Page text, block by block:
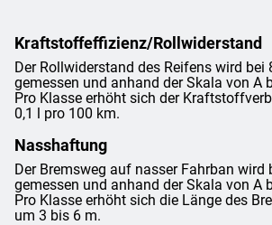
Kraftstoffeffizienz/Rollwiderstand
Der Rollwiderstand des Reifens wird bei
gemessen und anhand der Skala von A
Pro Klasse erhöht sich der
0,1 l pro 100 km.
Nasshaftung
Der Bremsweg auf nasser Fahrban wird
gemessen und anhand der Skala von A
Pro Klasse erhöht sich die Länge des
um 3 bis 6 m.